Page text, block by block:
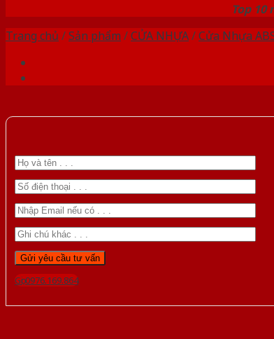
Top
Trang chủ /Sản phẩm /CỬA NHỰA/Cửa Nhựa
Gọi 0976.169.864